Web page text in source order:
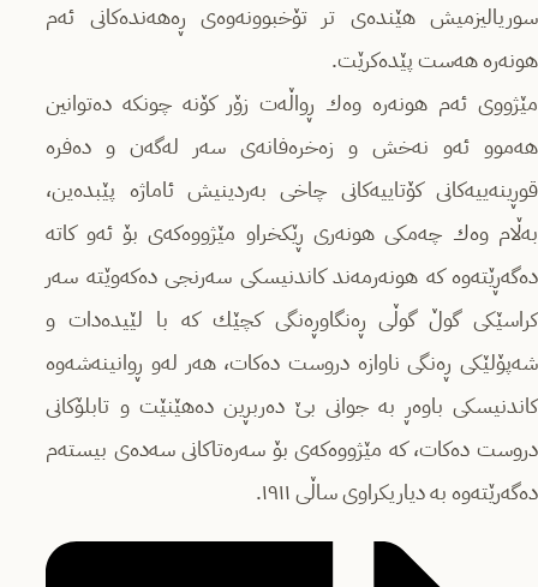
سوریالیزمیش هێنده‌ى تر تۆخبوونه‌وه‌ى ڕه‌هه‌نده‌كانى ئه‌م
هونه‌ره‌ هه‌ست پێده‌كرێت.
مێژووى ئه‌م هونه‌ره‌ وه‌ك ڕواڵه‌ت زۆر كۆنه‌ چونكه‌ ده‌توانین
هه‌موو ئه‌و نه‌خش و زه‌خره‌فانه‌ى سه‌ر له‌گه‌ن و ده‌فره‌
قوڕینه‌ییه‌كانى كۆتاییه‌كانى چاخى به‌ردینیش ئاماژه‌ پێبده‌ین،
به‌ڵام وه‌ك چه‌مكى هونه‌رى ڕێكخراو مێژووه‌كه‌ى بۆ ئه‌و كاته‌
ده‌گه‌ڕێته‌وه‌ كه‌ هونه‌رمه‌ند كاندنیسكى سه‌رنجى ده‌كه‌وێته‌ سه‌ر
كراسێكى گوڵ گوڵى ڕه‌نگاوڕه‌نگى كچێك كه‌ با لێیده‌دات و
شه‌پۆلێكى ڕه‌نگى ناوازه‌ دروست ده‌كات، هه‌ر له‌و ڕوانینه‌شه‌وه‌
كاندنیسكى باوه‌ڕ به‌ جوانى بێ ده‌ربڕین ده‌هێنێت و تابلۆكانى
دروست ده‌كات، كه‌ مێژووه‌كه‌ى بۆ سه‌ره‌تاكانى سه‌ده‌ى بیسته‌م
ده‌گه‌رێته‌وه‌ به‌ دیاریكراوى ساڵى ١٩١١.